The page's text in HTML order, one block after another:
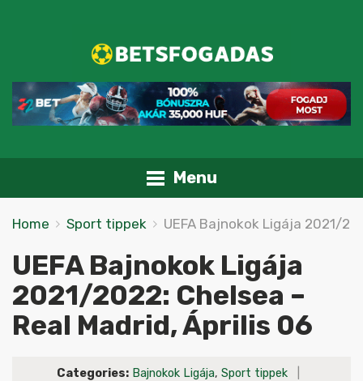
Menu
Home Sport tippek UEFA Bajnokok Ligája 2021/
UEFA Bajnokok Ligája
2021/2022: Chelsea –
Real Madrid, Április 06
Categories: Bajnokok Ligája, Sport tippek